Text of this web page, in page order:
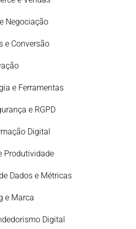
Negociação
e Conversão
e Ferramentas
e RGPD
Digital
Produtividade
Dados e Métricas
e Marca
Digital